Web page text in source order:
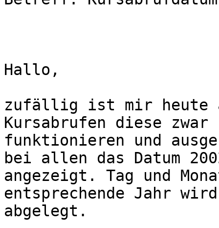
Hallo,
zufällig ist mir heute
Kursabrufen diese zwar
funktionieren und
bei allen das Datum
angezeigt. Tag und
entsprechende Jahr
abgelegt.